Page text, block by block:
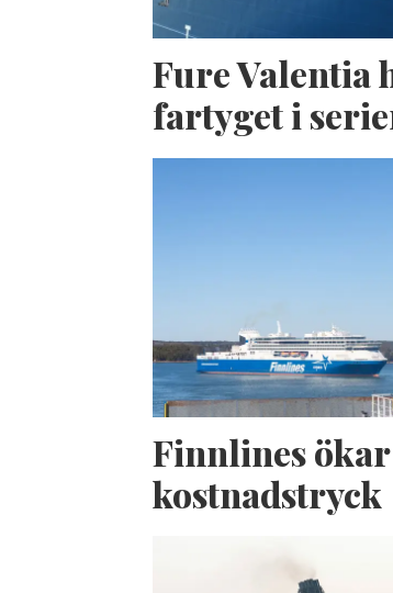
Fure Valentia
fartyget i
Finnlines
kostnadstryck